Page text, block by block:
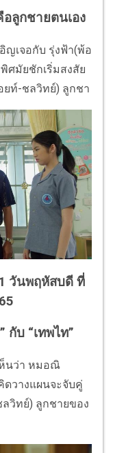
อลูกชายตนเอง
ญเจอกับ รุ่งฟ้า(พ้อ
ศมัยชักเริ่มสงสัย
ยท์-ชลวิทย์) ลูกชา
วันพฤหัสบดี ที่
บ “เทพไท”
นว่า หมอณิ
วางแผนจะจับคู่
วิทย์) ลูกชายของ